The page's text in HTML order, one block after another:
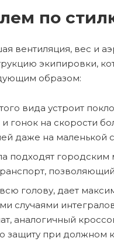
по
вентиляция, вес и
экипировки,
образом:
вида устроит
гонок на скорости
даже на маленькой
городским
позволяющий
голову, дает
случаями
аналогичный
защиту при